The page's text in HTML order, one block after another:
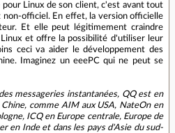
Linux de son client, c'est avant tout
officiel. En effet, la version officielle
Et elle peut légitimement craindre
et offre la possibilité d'utiliser leur
ceci va aider le développement des
Imaginez un eeePC qui ne peut se
messageries instantanées, QQ est en
comme AIM aux USA, NateOn en
ICQ en Europe centrale, Europe de
en Inde et dans les pays d'Asie du sud-